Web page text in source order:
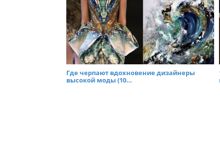
Где черпают вдохновение дизайнеры
высокой моды (10...